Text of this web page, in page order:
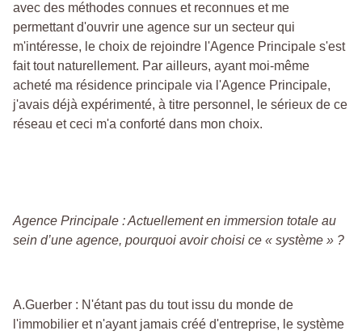
avec des méthodes connues et reconnues et me
permettant d'ouvrir une agence sur un secteur qui
m'intéresse, le choix de rejoindre l'Agence Principale s'est
fait tout naturellement. Par ailleurs, ayant moi-même
acheté ma résidence principale via l'Agence Principale,
j'avais déjà expérimenté, à titre personnel, le sérieux de ce
réseau et ceci m'a conforté dans mon choix.
Agence Principale : Actuellement en immersion totale au
sein d’une agence, pourquoi avoir choisi ce « système » ?
A.Guerber : N'étant pas du tout issu du monde de
l'immobilier et n'ayant jamais créé d'entreprise, le système